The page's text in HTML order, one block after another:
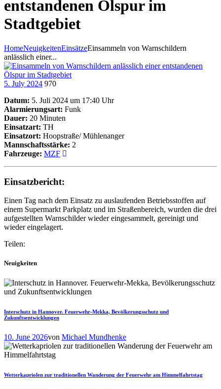
entstandenen Ölspur im
Stadtgebiet
HomeNeuigkeitenEinsätzeEinsammeln von Warnschildern
anlässlich einer...
5. July 2024 970
Datum: 5. Juli 2024 um 17:40 Uhr
Alarmierungsart: Funk
Dauer: 20 Minuten
Einsatzart: TH
Einsatzort: Hoopstraße/ Mühlenanger
Mannschaftsstärke: 2
Fahrzeuge: MZF
Einsatzbericht:
Einen Tag nach dem Einsatz zu auslaufenden Betriebsstoffen auf
einem Supermarkt Parkplatz und im Straßenbereich, wurden die drei
aufgestellten Warnschilder wieder eingesammelt, gereinigt und
wieder eingelagert.
Teilen:
Neuigkeiten
Interschutz in Hannover. Feuerwehr-Mekka, Bevölkerungsschutz und
Zukunftsentwicklungen
10. June 2026von Michael Mundhenke
Wetterkapriolen zur traditionellen Wanderung der Feuerwehr am Himmelfahrtstag